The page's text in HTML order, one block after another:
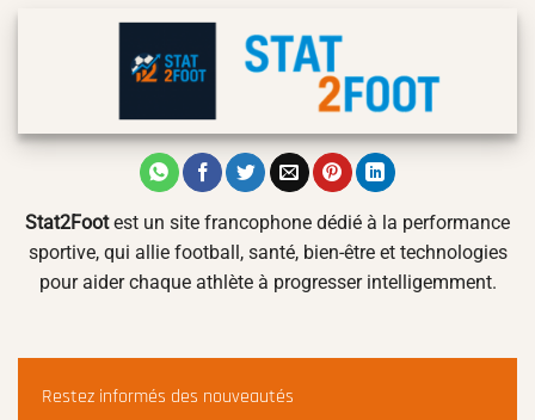
Stat2Footest un site francophone dédié à la performance
sportive, qui allie football, santé, bien-être et technologies
pour aider chaque athlète à progresser intelligemment.
Restez informés des nouveautés